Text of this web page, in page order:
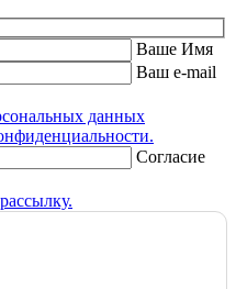
Ваше Имя
Ваш e-mail
данных
Согласие